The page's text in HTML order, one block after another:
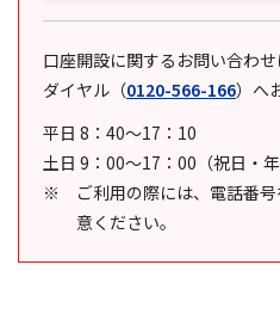
口座開設に関するお問い合わ
ダイヤル （0120-566-166） へ
平日 8：40～17：10
土日 9：00～17：00（祝日・年
ご利用の際には、電話番
意ください。